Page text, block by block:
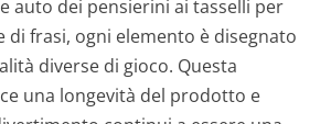
auto dei pensierini ai tasselli per
di frasi, ogni elemento è disegnato
diverse di gioco. Questa
una longevità del prodotto e